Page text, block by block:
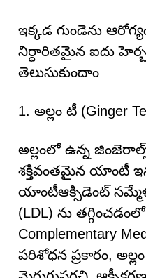
ఇక్కడ గుండెను
నిర్ధారితమైన ఐదు
తెలుసుకుందాం
1. అల్లం టీ (Ginger
అల్లంలో ఉన్న
శక్తివంతమైన యాంటీ
యాంటీఆక్సిడెంట్
(LDL) ను
Complementary
పరిశోధన ప్రకారం,